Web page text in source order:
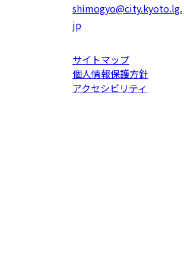
shimogyo@city.kyoto.lg.
jp
サイトマップ
個人情報保護方針
アクセシビリティ